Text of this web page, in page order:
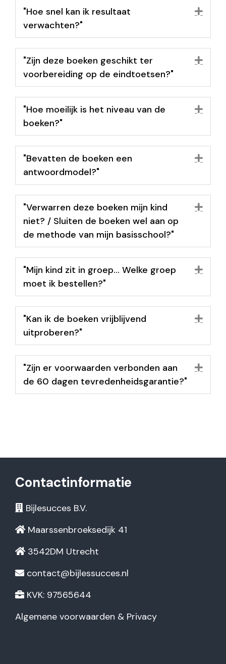
"Hoe snel kan ik resultaat
verwachten?"
"Zijn deze boeken geschikt ter
voorbereiding op de eindtoetsen?"
"Hoe moeilijk is het niveau van de
boeken?"
"Bevatten de boeken een
antwoordmodel?"
"Verwarren deze boeken mijn kind
niet? / Sluiten de boeken wel aan op
de methode van mijn basisschool?"
"Mijn kind zit in groep… Welke groep
moet ik bestellen?"
"Kan ik de boeken vrijblijvend
uitproberen?"
"Zijn er voorwaarden verbonden aan
de 60 dagen tevredenheidsgarantie?"
Contactinformatie
Bijlesucces B.V.
Maarssenbroeksedijk 41
3542DM Utrecht
contact@bijlessucces.nl
KVK: 97565644
Algemene voorwaarden & Privacy